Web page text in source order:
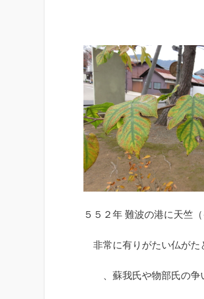
５５２年 難波の港に天竺
非常に有りがたい仏がた
、蘇我氏や物部氏の争い